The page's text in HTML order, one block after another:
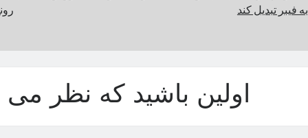
به فیبر تبدیل کند
اولین باشید که نظر می